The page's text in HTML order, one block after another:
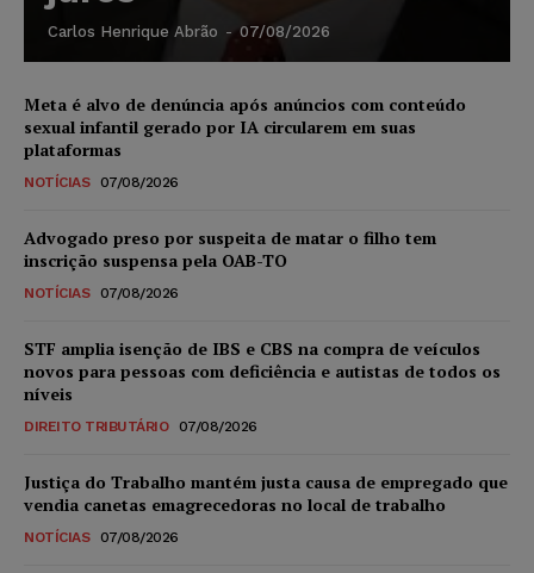
Carlos Henrique Abrão - 07/08/2026
Meta é alvo de denúncia após anúncios com conteúdo
sexual infantil gerado por IA circularem em suas
plataformas
NOTÍCIAS 07/08/2026
Advogado preso por suspeita de matar o filho tem
inscrição suspensa pela OAB-TO
NOTÍCIAS 07/08/2026
STF amplia isenção de IBS e CBS na compra de veículos
novos para pessoas com deficiência e autistas de todos os
níveis
DIREITO TRIBUTÁRIO 07/08/2026
Justiça do Trabalho mantém justa causa de empregado que
vendia canetas emagrecedoras no local de trabalho
NOTÍCIAS 07/08/2026